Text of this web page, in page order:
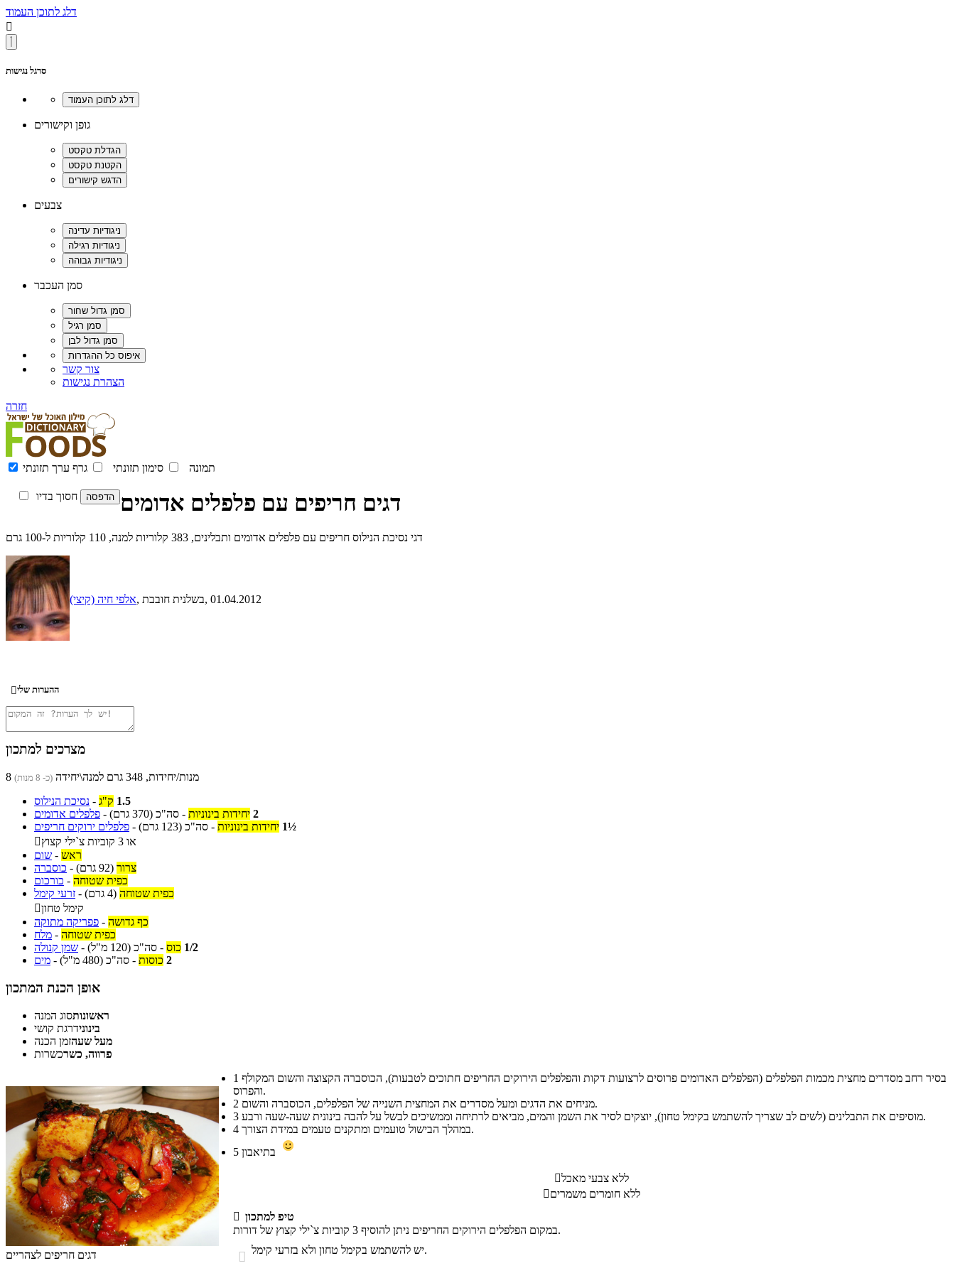
דלג לתוכן העמוד

סרגל נגישות
גופן וקישורים
צבעים
סמן העכבר
צור קשר
הצהרת נגישות
חזרה
תמונה סימון תזונתי גרף ערך תזונתי
חסוך בדיו דגים חריפים עם פלפלים אדומים
דגי נסיכת הנילוס חריפים עם פלפלים אדומים ותבלינים, 383 קלוריות למנה, 110 קלוריות ל-100 גרם
אלפי חיה (קיצי) , בשלנית חובבת, 01.04.2012
ההערות שלי
מצרכים למתכון
8 מנות/יחידות, 348 גרם למנה\יחידה (כ- 8 מנות)
נסיכת הנילוס - 1.5 ק"ג
פלפלים אדומים - 2 יחידות בינוניות - סה"כ (370 גרם)
פלפלים ירוקים חריפים - 1½ יחידות בינוניות - סה"כ (123 גרם)

או 3 קוביות צ`ילי קצוץ
שום - ראש
כוסברה - צרור (92 גרם)
כורכום - כפית שטוחה
זרעי קימל - כפית שטוחה (4 גרם)
קימל טחון
פפריקה מתוקה - כף גדושה
מלח - כפית שטוחה
שמן קנולה - 1/2 כוס - סה"כ (120 מ"ל)
מים - 2 כוסות - סה"כ (480 מ"ל)
אופן הכנת המתכון
ראשונותסוג המנה
בינונידרגת קושי
מעל שעהזמן הכנה
פרווה, כשרכשרות
דגים חריפים לצהריים
1
והפרוס.
2
מניחים את הדגים ומעל מסדרים את המחצית השנייה של הפלפלים, הכוסברה והשום.
3
מוסיפים את התבלינים (לשים לב שצריך להשתמש בקימל טחון), יוצקים לסיר את השמן והמים, מביאים לרתיחה וממשיכים לבשל על להבה בינונית שעה-שעה ורבע.
4
במהלך הבישול טועמים ומתקנים טעמים במידת הצורך.
5
ללא צבעי מאכל
ללא חומרים משמרים
 טיפ למתכון
במקום הפלפלים הירוקים החריפים ניתן להוסיף 3 קוביות צ`ילי קצוץ של דורות.
 יש להשתמש בקימל טחון ולא בזרעי קימל.